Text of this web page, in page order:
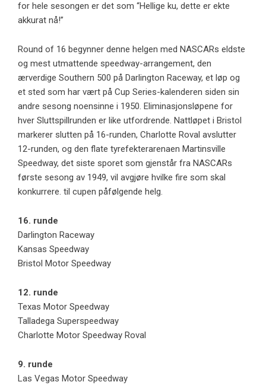
for hele sesongen er det som “Hellige ku, dette er ekte
akkurat nå!”
Round of 16 begynner denne helgen med NASCARs eldste
og mest utmattende speedway-arrangement, den
ærverdige Southern 500 på Darlington Raceway, et løp og
et sted som har vært på Cup Series-kalenderen siden sin
andre sesong noensinne i 1950. Eliminasjonsløpene for
hver Sluttspillrunden er like utfordrende. Nattløpet i Bristol
markerer slutten på 16-runden, Charlotte Roval avslutter
12-runden, og den flate tyrefekterarenaen Martinsville
Speedway, det siste sporet som gjenstår fra NASCARs
første sesong av 1949, vil avgjøre hvilke fire som skal
konkurrere. til cupen påfølgende helg.
16. runde
Darlington Raceway
Kansas Speedway
Bristol Motor Speedway
12. runde
Texas Motor Speedway
Talladega Superspeedway
Charlotte Motor Speedway Roval
9. runde
Las Vegas Motor Speedway